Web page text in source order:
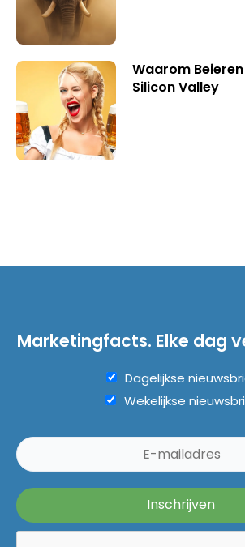
Waarom
Silicon Valley
Marketingfacts. Elke dag
Dagelijkse
Wekelijkse